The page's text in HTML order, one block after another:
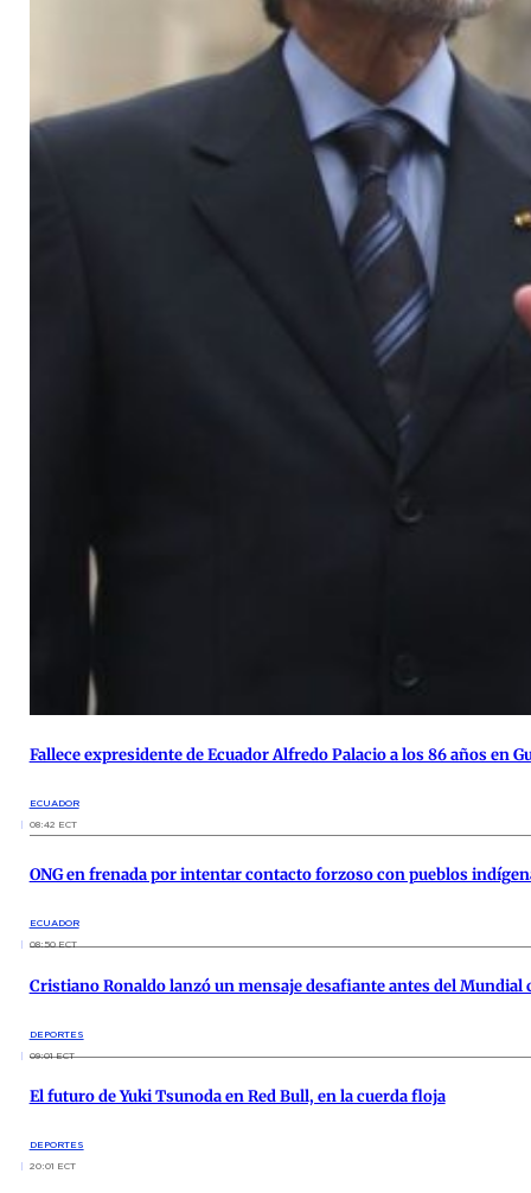
Fallece expresidente de Ecuador Alfredo Palacio a los 86 años en
ECUADOR
08:42 ECT
ONG en frenada por intentar contacto forzoso con pueblos
ECUADOR
08:50 ECT
Cristiano Ronaldo lanzó un mensaje desafiante antes del Mundial
DEPORTES
09:01 ECT
El futuro de Yuki Tsunoda en Red Bull, en la cuerda floja
DEPORTES
20:01 ECT